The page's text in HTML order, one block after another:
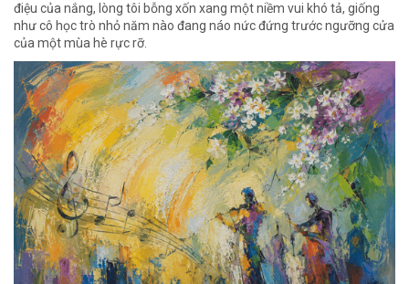
điệu của nắng, lòng tôi bỗng xốn xang một niềm vui khó tả, giống
như cô học trò nhỏ năm nào đang náo nức đứng trước ngưỡng cửa
của một mùa hè rực rỡ.